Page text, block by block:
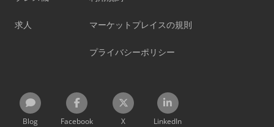
求人 マーケットプレイスの規則
プライバシーポリシー
Blog Facebook X LinkedIn